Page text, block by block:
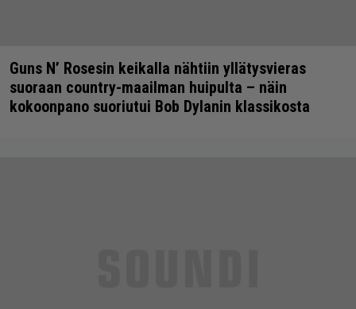
Guns N’ Rosesin keikalla nähtiin yllätysvieras
suoraan country-maailman huipulta – näin
kokoonpano suoriutui Bob Dylanin klassikosta